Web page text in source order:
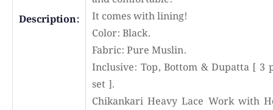
Description:
It comes with lining!
Color: Black.
Fabric: Pure Muslin.
Inclusive: Top, Bottom & Dupatta [ 3
set ].
Chikankari Heavy Lace Work with